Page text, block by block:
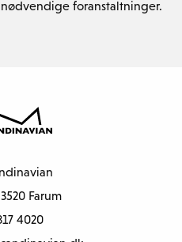
foranstaltninger.
Farum
4020